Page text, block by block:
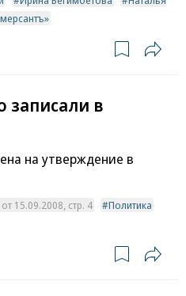
записали в
на утверждение в
15.09.2008, стр. 4
Политика